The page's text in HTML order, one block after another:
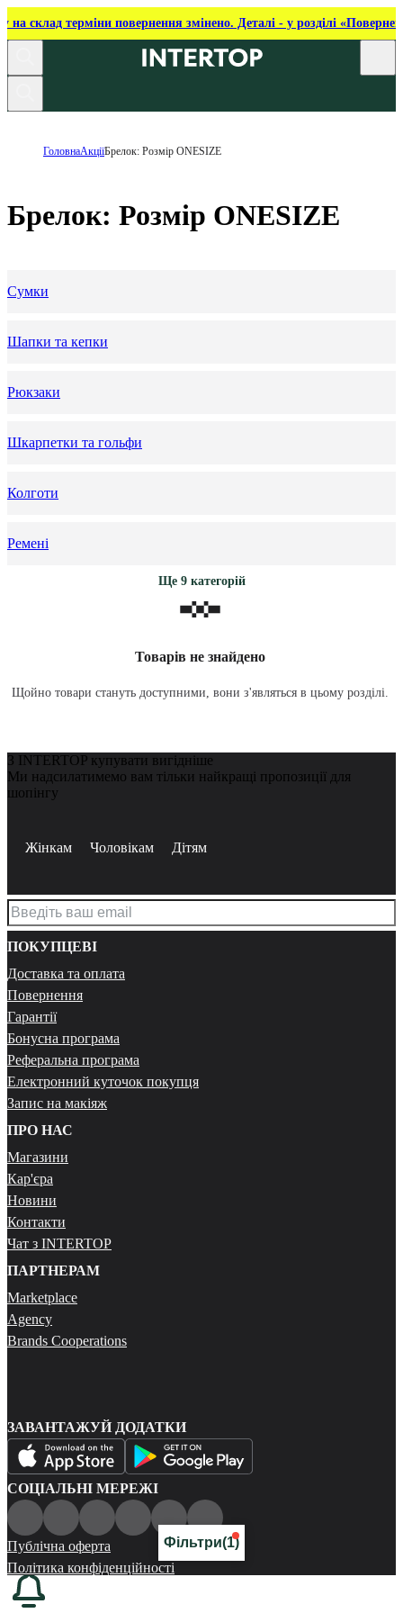
на склад терміни повернення змінено. Деталі - у розділі
ГоловнаАкціїБрелок: Розмір ONESIZE
Брелок: Розмір ONESIZE
Сумки
Шапки та кепки
Рюкзаки
Шкарпетки та гольфи
Колготи
Ремені
Ще 9 категорій
Товарів не знайдено
Щойно товари стануть доступними, вони з'являться в цьому розділі.
Фільтри(1)
З INTERTOP купувати вигідніше
Ми надсилатимемо вам тільки найкращі пропозиції для
шопінгу
Жінкам Чоловікам Дітям
ПОКУПЦЕВІ
Доставка та оплата
Повернення
Гарантії
Бонусна програма
Реферальна програма
Електронний куточок покупця
Запис на макіяж
ПРО НАС
Магазини
Кар'єра
Новини
Контакти
Чат з INTERTOP
ПАРТНЕРАМ
Marketplace
Agency
Brands Cooperations
ЗАВАНТАЖУЙ ДОДАТКИ
СОЦІАЛЬНІ МЕРЕЖІ
Публічна оферта
Політика конфіденційності
Карта сайту
© 2026 Всі права захищені